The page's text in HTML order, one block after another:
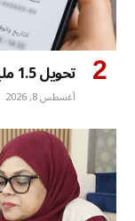
تحويل 1.5 مليون درهم بالخطأ إلى حساب زوجة المدير
أغسطس 8, 2026